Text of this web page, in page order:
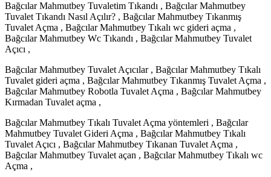
Bağcılar Mahmutbey Tuvaletim Tıkandı , Bağcılar Mahmutbey
Tuvalet Tıkandı Nasıl Açılır? , Bağcılar Mahmutbey Tıkanmış
Tuvalet Açma , Bağcılar Mahmutbey Tıkalı wc gideri açma ,
Bağcılar Mahmutbey Wc Tıkandı , Bağcılar Mahmutbey Tuvalet
Açıcı ,
Bağcılar Mahmutbey Tuvalet Açıcılar , Bağcılar Mahmutbey Tıkalı
Tuvalet gideri açma , Bağcılar Mahmutbey Tıkanmış Tuvalet Açma ,
Bağcılar Mahmutbey Robotla Tuvalet Açma , Bağcılar Mahmutbey
Kırmadan Tuvalet açma ,
Bağcılar Mahmutbey Tıkalı Tuvalet Açma yöntemleri , Bağcılar
Mahmutbey Tuvalet Gideri Açma , Bağcılar Mahmutbey Tıkalı
Tuvalet Açıcı , Bağcılar Mahmutbey Tıkanan Tuvalet Açma ,
Bağcılar Mahmutbey Tuvalet açan , Bağcılar Mahmutbey Tıkalı wc
Açma ,